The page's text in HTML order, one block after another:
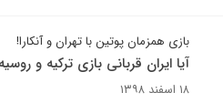
بازی همزمان پوتین با تهران و آنکارا!
آیا ایران قربانی بازی ترکیه و
۱۸ اسفند ۱۳۹۸